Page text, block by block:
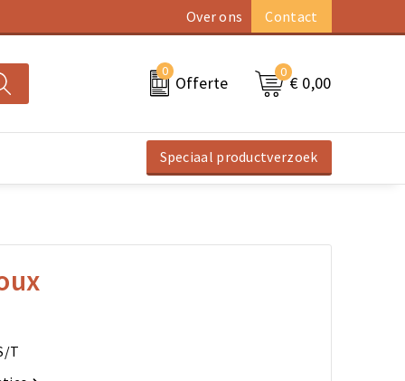
Over ons Contact
0
Offerte
0
€ 0,00
Speciaal productverzoek
T